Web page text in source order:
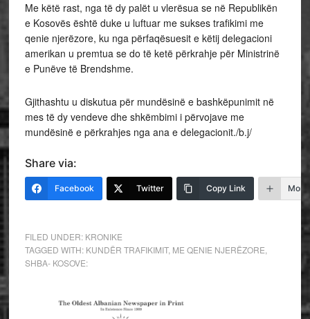
Me këtë rast, nga të dy palët u vlerësua se në Republikën
e Kosovës është duke u luftuar me sukses trafikimi me
qenie njerëzore, ku nga përfaqësuesit e këtij delegacioni
amerikan u premtua se do të ketë përkrahje për Ministrinë
e Punëve të Brendshme.
Gjithashtu u diskutua për mundësinë e bashkëpunimit në
mes të dy vendeve dhe shkëmbimi i përvojave me
mundësinë e përkrahjes nga ana e delegacionit./b.j/
Share via:
Facebook Twitter Copy Link More
FILED UNDER: KRONIKE
TAGGED WITH: KUNDËR TRAFIKIMIT, ME QENIE NJERËZORE
SHBA- KOSOVE: